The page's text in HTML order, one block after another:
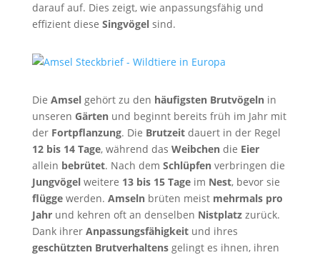
darauf auf. Dies zeigt, wie anpassungsfähig und
effizient diese Singvögelsind.
Die Amselgehört zu den häufigsten Brutvögelnin
unseren Gärtenund beginnt bereits früh im Jahr mit
der Fortpflanzung. Die Brutzeitdauert in der Regel
12 bis 14 Tage, während das Weibchendie Eier
allein bebrütet. Nach dem Schlüpfenverbringen die
Jungvögelweitere 13 bis 15 Tageim Nest, bevor sie
flüggewerden. Amselnbrüten meist mehrmals pro
Jahrund kehren oft an denselben Nistplatzzurück.
Dank ihrer Anpassungsfähigkeitund ihres
geschützten Brutverhaltensgelingt es ihnen, ihren